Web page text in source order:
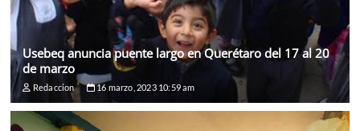
Usebeq anuncia puente largo en Querétaro del 17 al 20
de marzo
Redaccion 16 marzo, 2023 10:59 am